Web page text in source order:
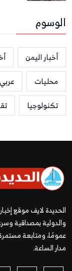
الوسوم
أخبار اليمن
محليات
تكنولوجيا
الحديدة لايف موقع
والدولية بمصداقية
عمومًا، ومتابعة
مدار الساعة.